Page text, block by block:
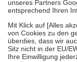
Um das Engagement
stärken und die
fallenkeine
• Kindern und
mit Ausnahme der
• Untersuchungen zur